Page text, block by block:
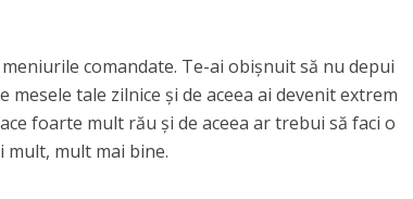
comandate. Te-ai obișnuit să nu depui
tale zilnice și de aceea ai devenit extrem
foarte mult rău și de aceea ar trebui să faci o
mult, mult mai bine.